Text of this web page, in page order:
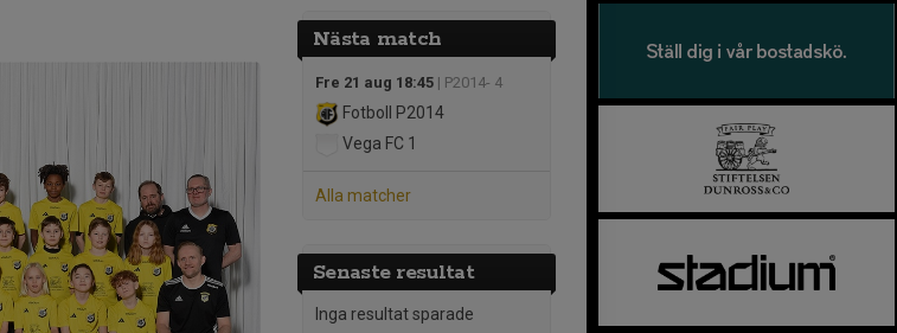
Nästa match
Fre 21 aug 18:45 | P2014- 4
Fotboll P2014
Vega FC 1
Alla matcher
Senaste resultat
Inga resultat sparade